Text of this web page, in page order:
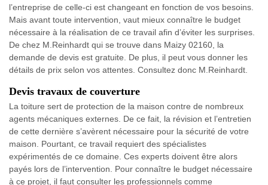
l’entreprise de celle-ci est changeant en fonction de vos besoins.
Mais avant toute intervention, vaut mieux connaître le budget
nécessaire à la réalisation de ce travail afin d’éviter les surprises.
De chez M.Reinhardt qui se trouve dans Maizy 02160, la
demande de devis est gratuite. De plus, il peut vous donner les
détails de prix selon vos attentes. Consultez donc M.Reinhardt.
Devis travaux de couverture
La toiture sert de protection de la maison contre de nombreux
agents mécaniques externes. De ce fait, la révision et l’entretien
de cette dernière s’avèrent nécessaire pour la sécurité de votre
maison. Pourtant, ce travail requiert des spécialistes
expérimentés de ce domaine. Ces experts doivent être alors
payés lors de l’intervention. Pour connaître le budget nécessaire
à ce projet, il faut consulter les professionnels comme